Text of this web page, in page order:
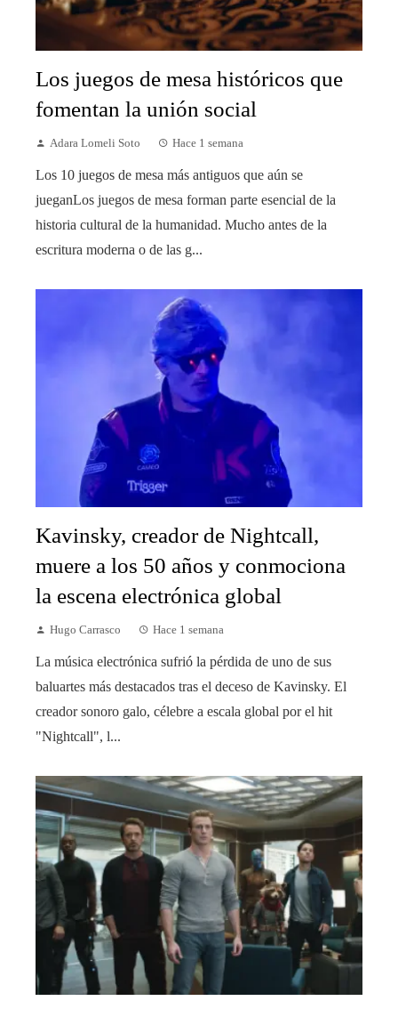
Los juegos de mesa históricos que
fomentan la unión social
Adara Lomeli Soto Hace 1 semana
Los 10 juegos de mesa más antiguos que aún se
jueganLos juegos de mesa forman parte esencial de la
historia cultural de la humanidad. Mucho antes de la
escritura moderna o de las g...
Kavinsky, creador de Nightcall,
muere a los 50 años y conmociona
la escena electrónica global
Hugo Carrasco Hace 1 semana
La música electrónica sufrió la pérdida de uno de sus
baluartes más destacados tras el deceso de Kavinsky. El
creador sonoro galo, célebre a escala global por el hit
"Nightcall", l...